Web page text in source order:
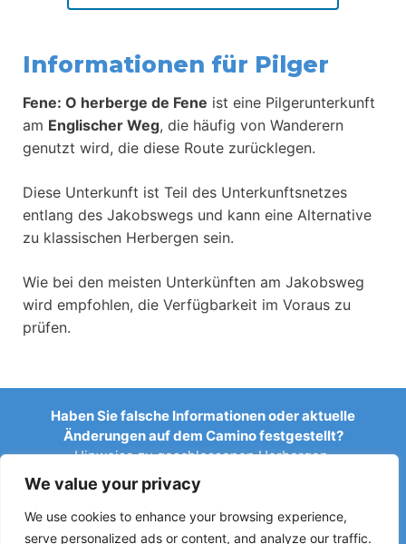
We value your privacy
We use cookies to enhance your browsing experience,
serve personalized ads or content, and analyze our traffic.
Informationen für Pilger
Fene: O herberge de Fene ist eine Pilgerunterkunft
am Englischer Weg, die häufig von Wanderern
genutzt wird, die diese Route zurücklegen.
Diese Unterkunft ist Teil des Unterkunftsnetzes
entlang des Jakobswegs und kann eine Alternative
zu klassischen Herbergen sein.
Wie bei den meisten Unterkünften am Jakobsweg
wird empfohlen, die Verfügbarkeit im Voraus zu
prüfen.
Haben Sie falsche Informationen oder aktuelle
Änderungen auf dem Camino festgestellt?
Hinweise zu geschlossenen Herbergen,
Überschwemmungen, Umleitungen, Bauarbeiten oder
anderen Änderungen helfen, den Reiseführer aktuell zu
halten.